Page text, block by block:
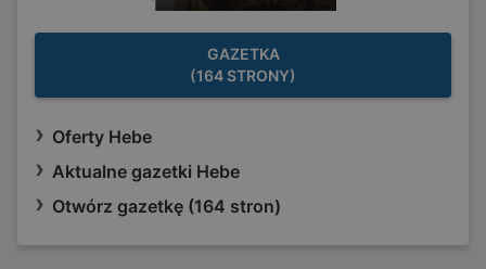
GAZETKA
(164 STRONY)
Oferty Hebe
Aktualne gazetki Hebe
Otwórz gazetkę (164 stron)